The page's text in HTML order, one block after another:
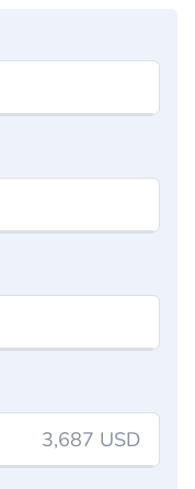
3,687 USD